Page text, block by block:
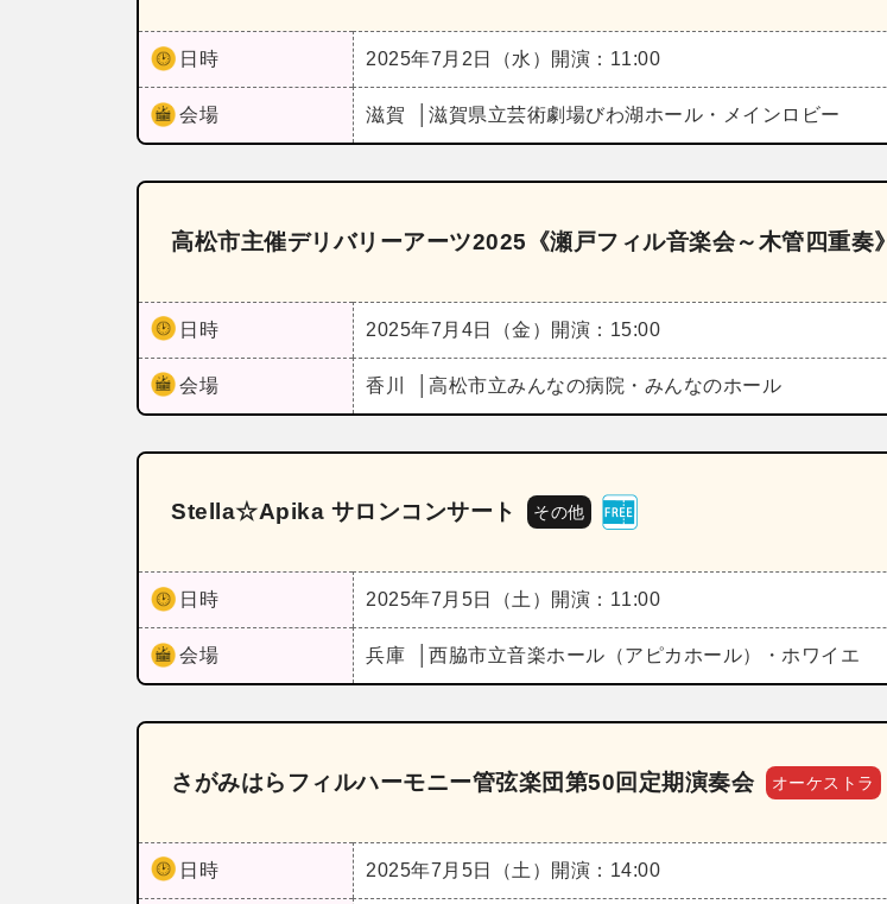
日時 2025年7月2日（水） 開演：11:00
会場 滋賀 滋賀県立芸術劇場びわ湖ホール・メインロビー
高松市主催デリバリーアーツ2025《瀬戸フィル音楽会～木管四重奏》
日時 2025年7月4日（金） 開演：15:00
会場 香川 高松市立みんなの病院・みんなのホール
Stella☆Apika サロンコンサート その他
日時 2025年7月5日（土） 開演：11:00
会場 兵庫 西脇市立音楽ホール（アピカホール）・ホワイエ
さがみはらフィルハーモニー管弦楽団第50回定期演奏会 オーケストラ
日時 2025年7月5日（土） 開演：14:00